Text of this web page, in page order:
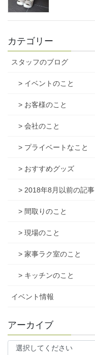
カテゴリー
スタッフのブログ
> イベントのこと
> お客様のこと
> 会社のこと
> プライベートなこと
> おすすめグッズ
> 2018年8月以前の記事
> 間取りのこと
> 現場のこと
> 家事ラク室のこと
> キッチンのこと
イベント情報
アーカイブ